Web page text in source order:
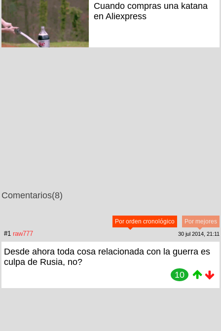
Cuando compras una katana
en Aliexpress
Comentarios(8)
Por mejores
Por orden cronológico
#1 raw777 30 jul 2014, 21:11
Desde ahora toda cosa relacionada con la guerra es
culpa de Rusia, no?
10